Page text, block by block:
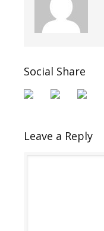
Social Share
Leave a Reply